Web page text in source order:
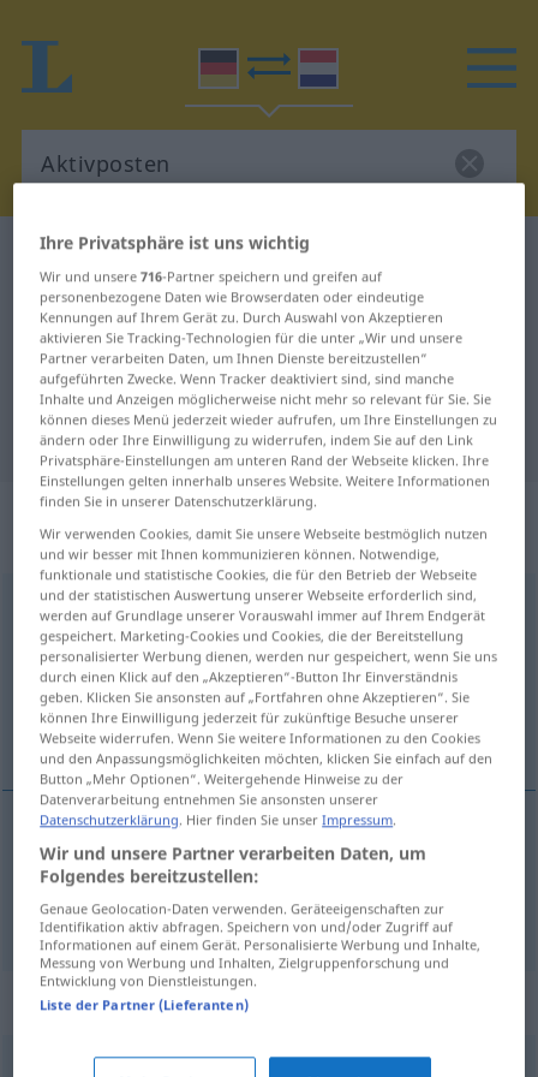
Deutsch-Niederländisch Wörterbuch
Deutsch-Niederländisch
Übersetzung für "Aktivposten"
"Aktivposten" Niederländisch
Übersetzung
„Aktivposten“: Maskulinum,
männlich
Aktivpostenm
Übersicht aller Übersetzungen
(Für mehr Details die Übersetzung anklicken/antippen)
debetpost, het positief punt
debetpost Aktivposten
(het)positiefpunt Aktivposten FIG
Synonyme für "Aktivposten"
Ihre Privatsphäre ist uns wichtig
Wir und unsere716-Partner speichern und greifen auf
personenbezogene Daten wie Browserdaten oder eindeutige
Kennungen auf Ihrem Gerät zu. Durch Auswahl von Akzeptieren
aktivieren Sie Tracking-Technologien für die unter „Wir und unsere
Partner verarbeiten Daten, um Ihnen Dienste bereitzustellen“
aufgeführten Zwecke. Wenn Tracker deaktiviert sind, sind manche
Inhalte und Anzeigen möglicherweise nicht mehr so relevant für Sie. Sie
können dieses Menü jederzeit wieder aufrufen, um Ihre Einstellungen zu
ändern oder Ihre Einwilligung zu widerrufen, indem Sie auf den Link
Privatsphäre-Einstellungen am unteren Rand der Webseite klicken. Ihre
Einstellungen gelten innerhalb unseres Website. Weitere Informationen
finden Sie in unserer Datenschutzerklärung.
Wir verwenden Cookies, damit Sie unsere Webseite bestmöglich nutzen
und wir besser mit Ihnen kommunizieren können. Notwendige,
funktionale und statistische Cookies, die für den Betrieb der Webseite
und der statistischen Auswertung unserer Webseite erforderlich sind,
werden auf Grundlage unserer Vorauswahl immer auf Ihrem Endgerät
gespeichert. Marketing-Cookies und Cookies, die der Bereitstellung
personalisierter Werbung dienen, werden nur gespeichert, wenn Sie uns
durch einen Klick auf den „Akzeptieren“-Button Ihr Einverständnis
geben. Klicken Sie ansonsten auf „Fortfahren ohne Akzeptieren“. Sie
können Ihre Einwilligung jederzeit für zukünftige Besuche unserer
Webseite widerrufen. Wenn Sie weitere Informationen zu den Cookies
und den Anpassungsmöglichkeiten möchten, klicken Sie einfach auf den
Button „Mehr Optionen“. Weitergehende Hinweise zu der
Datenverarbeitung entnehmen Sie ansonsten unserer
Datenschutzerklärung. Hier finden Sie unserImpressum.
Wir und unsere Partner verarbeiten Daten, um
Folgendes bereitzustellen:
Genaue Geolocation-Daten verwenden. Geräteeigenschaften zur
Identifikation aktiv abfragen. Speichern von und/oder Zugriff auf
Informationen auf einem Gerät. Personalisierte Werbung und Inhalte,
Messung von Werbung und Inhalten, Zielgruppenforschung und
Entwicklung von Dienstleistungen.
Liste der Partner (Lieferanten)